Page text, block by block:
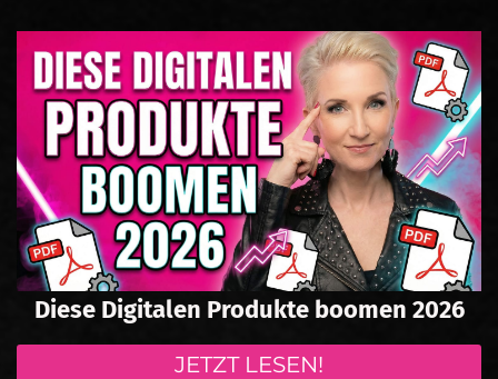
Diese Digitalen Produkte boomen 2026
JETZT LESEN!